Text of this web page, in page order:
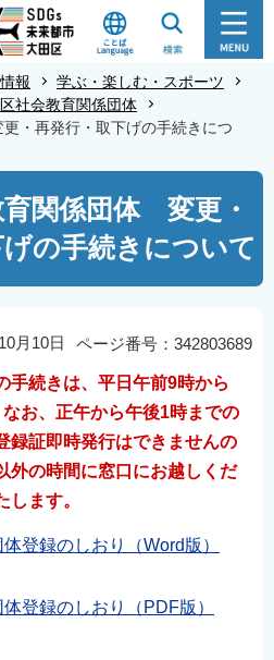
報
学ぶ・楽しむ・スポーツ
社会教育関係団体
・再発行・取下げの手続きにつ
関係団体 変更・
の手続きについて
ページ番号：342803689
月10日
手続きは、平日午前9時から
お、正午から午後1時までの
録証即時発行はできませんの
外の時間に窓口にお越しくだ
します。
登録のしおり（Word版）
登録のしおり（PDF版）